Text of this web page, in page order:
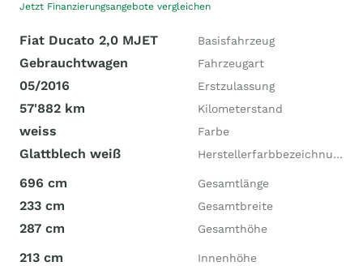
Jetzt Finanzierungsangebote vergleichen
Fiat Ducato 2,0 MJET Basisfahrzeug
Gebrauchtwagen Fahrzeugart
05/2016 Erstzulassung
57'882 km Kilometerstand
weiss Farbe
Glattblech weiß Herstellerfarbbezeichnung
696 cm Gesamtlänge
233 cm Gesamtbreite
287 cm Gesamthöhe
213 cm Innenhöhe